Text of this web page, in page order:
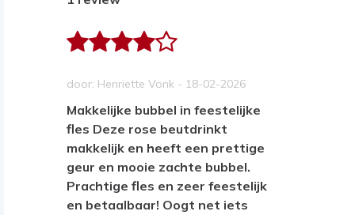
door: Henriette Vonk - 18-02-2026
Makkelijke bubbel in feestelijke
fles Deze rose beutdrinkt
makkelijk en heeft een prettige
geur en mooie zachte bubbel.
Prachtige fles en zeer feestelijk
en betaalbaar! Oogt net iets